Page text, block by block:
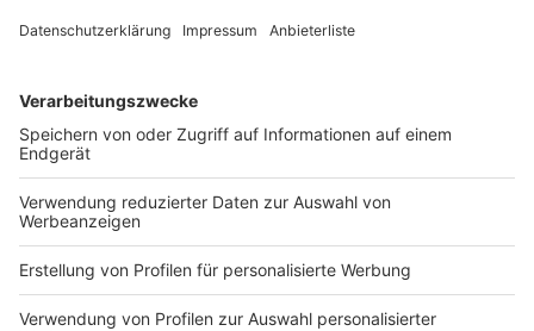
DEINE GEMERKTEN ARTIKEL
Du hast dir noch keine Artikel gemerkt
Markiere sie hierfür mit einem